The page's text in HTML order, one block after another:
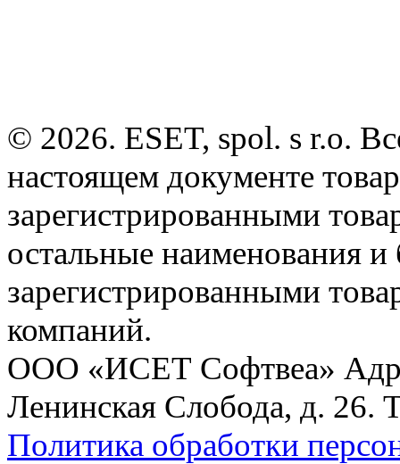
© 2026. ESET, spol. s r.o.
настоящем документе
зарегистрированными
остальные наименования
зарегистрированными
компаний.
ООО «ИСЕТ Софтвеа»
Ленинская Слобода, д. 26.
Политика обработки